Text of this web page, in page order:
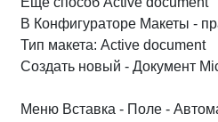
В Конфигураторе Макеты -
Тип макета: Active document
Создать новый - Документ
Меню Вставка - Поле -